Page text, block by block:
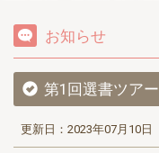
お知らせ
第1回選書ツアー
更新日：2023年07月10日